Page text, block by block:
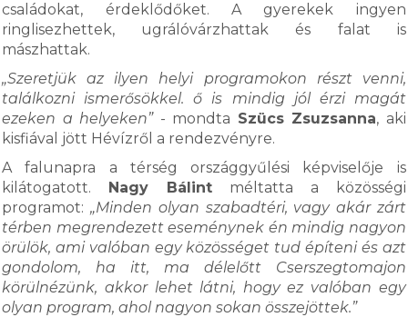
családokat, érdeklődőket. A gyerekek ingyen
ringlisezhettek, ugrálóvárzhattak és falat is
mászhattak.
„Szeretjük az ilyen helyi programokon részt venni,
találkozni ismerősökkel. ő is mindig jól érzi magát
ezeken a helyeken”- mondta Szücs Zsuzsanna, aki
kisfiával jött Hévízről a rendezvényre.
A falunapra a térség országgyűlési képviselője is
kilátogatott. Nagy Bálint méltatta a közösségi
programot: „Minden olyan szabadtéri, vagy akár zárt
térben megrendezett eseménynek én mindig nagyon
örülök, ami valóban egy közösséget tud építeni és azt
gondolom, ha itt, ma délelőtt Cserszegtomajon
körülnézünk, akkor lehet látni, hogy ez valóban egy
olyan program, ahol nagyon sokan összejöttek.”